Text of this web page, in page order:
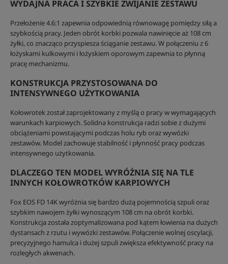
WYDAJNA PRACA I SZYBKIE ZWIJANIE ZESTAWU
Przełożenie 4.6:1 zapewnia odpowiednią równowagę pomiędzy siłą a
szybkością pracy. Jeden obrót korbki pozwala nawinięcie aż 108 cm
żyłki, co znacząco przyspiesza ściąganie zestawu. W połączeniu z 6
łożyskami kulkowymi i łożyskiem oporowym zapewnia to płynną
pracę mechanizmu.
KONSTRUKCJA PRZYSTOSOWANA DO
INTENSYWNEGO UŻYTKOWANIA
Kołowrotek został zaprojektowany z myślą o pracy w wymagających
warunkach karpiowych. Solidna konstrukcja radzi sobie z dużymi
obciążeniami powstającymi podczas holu ryb oraz wywózki
zestawów. Model zachowuje stabilność i płynność pracy podczas
intensywnego użytkowania.
DLACZEGO TEN MODEL WYRÓŻNIA SIĘ NA TLE
INNYCH KOŁOWROTKÓW KARPIOWYCH
Fox EOS FD 14K wyróżnia się bardzo dużą pojemnością szpuli oraz
szybkim nawojem żyłki wynoszącym 108 cm na obrót korbki.
Konstrukcja została zoptymalizowana pod kątem łowienia na dużych
dystansach z rzutu i wywózki zestawów. Połączenie wolnej oscylacji,
precyzyjnego hamulca i dużej szpuli zwiększa efektywność pracy na
rozległych akwenach.